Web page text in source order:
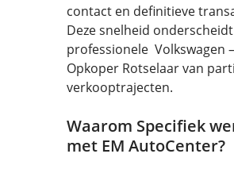
contact en definitieve
Deze snelheid
professionele Volkswagen –
Opkoper Rotselaar van
verkooptrajecten.
Waarom Specifiek
met EM AutoCenter?